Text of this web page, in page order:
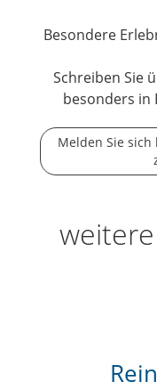
Besondere
Schreiben Sie
besonders in
Melden Sie